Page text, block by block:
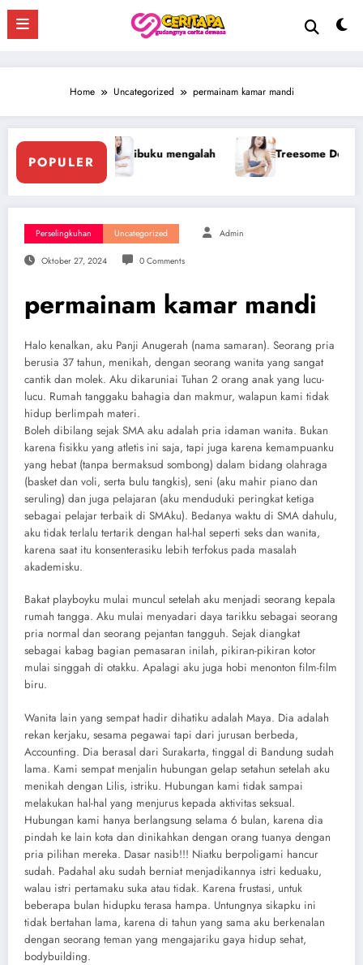
Skip
content
Home Uncategorized permainam kamar mandi
POPULER
mengalah Treesome Dengan Penis Besar Pegawai Hotel
Perselingkuhan Uncategorized Admin
Oktober 27, 2024 0 Comments
permainam kamar mandi
Halo kenalkan, aku Panji Anugerah (nama samaran). Seorang pria
berusia 37 tahun, menikah, dengan seorang wanita yang sangat
cantik dan molek. Aku dikaruniai Tuhan 2 orang anak yang lucu-
lucu. Rumah tanggaku bahagia dan makmur, walapun kami tidak
hidup berlimpah materi.
Boleh dibilang sejak SMA aku adalah pria idaman wanita. Bukan
karena fisikku yang atletis ini saja, tapi juga karena kemampuanku
yang hebat (tanpa bermaksud sombong) dalam bidang olahraga
(basket dan voli, serta bulu tangkis), seni (aku mahir piano dan
seruling) dan juga pelajaran (aku menduduki peringkat ketiga
sebagai pelajar terbaik di SMAku). Bedanya waktu di SMA dahulu,
aku tidak terlalu tertarik dengan hal-hal seperti seks dan wanita,
karena saat itu konsenterasiku lebih terfokus pada masalah
akademisku.
Bakat playboyku mulai muncul setelah aku menjadi seorang kepala
rumah tangga. Aku mulai menyadari daya tarikku sebagai seorang
pria normal dan seorang pejantan tangguh. Sejak diangkat
sebagai kabag bagian pemasaran inilah, pikiran-pikiran kotor
mulai singgah di otakku. Apalagi aku juga hobi menonton film-film
biru.
Wanita lain yang sempat hadir dihatiku adalah Maya. Dia adalah
rekan kerjaku, sesama pegawai tapi dari jurusan berbeda,
Accounting. Dia berasal dari Surakarta, tinggal di Bandung sudah
lama. Kami sempat menjalin hubungan gelap setahun setelah aku
menikah dengan Lilis, istriku. Hubungan kami tidak sampai
melakukan hal-hal yang menjurus kepada aktivitas seksual.
Hubungan kami hanya berlangsung selama 6 bulan, karena dia
pindah ke lain kota dan dinikahkan dengan orang tuanya dengan
pria pilihan mereka. Dasar nasib!!! Niatku berpoligami hancur
sudah. Padahal aku sudah berniat menjadikannya istri keduaku,
walau istri pertamaku suka atau tidak. Karena frustasi, untuk
beberapa bulan hidupku terasa hampa. Untungnya sikapku ini
tidak bertahan lama, karena di tahun yang sama aku berkenalan
dengan seorang teman yang mengajariku gaya hidup sehat,
bodybuilding.